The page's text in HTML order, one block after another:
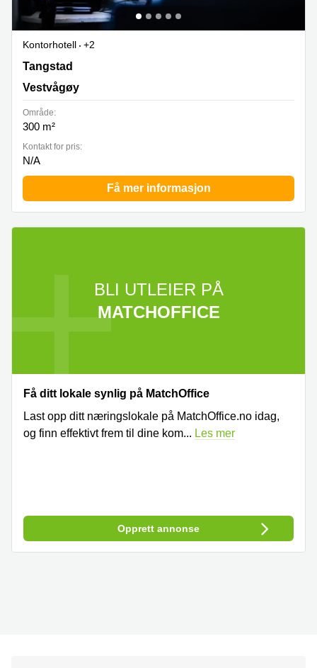
Kontorhotell
+2
Tangstad 190, Vestvågøy
Tangstad
Vestvågøy
Område:
300 m²
Kontakt for pris:
N/A
Få mer informasjon
BLI UTLEIER PÅ
MATCHOFFICE
Få ditt lokale synlig på MatchOffice
Last opp ditt næringslokale på MatchOffice.no idag,
og finn effektivt frem til dine kom... Les mer
Opprett annonse